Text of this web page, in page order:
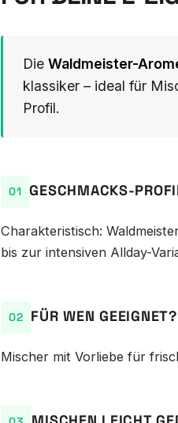
Die Waldmeister-
klassiker – ideal für
Profil.
GESCHMACKS-
Charakteristisch:
bis zur intensiven Allday-
FÜR WEN GEEIGNET?
Mischer mit Vorliebe für